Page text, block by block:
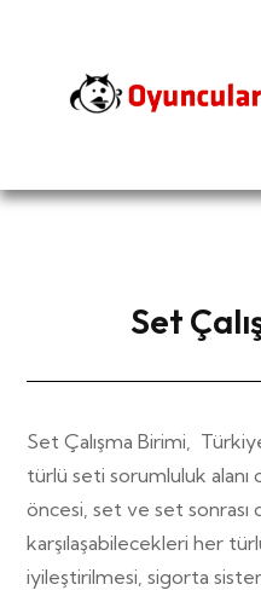
Set
Set Çalışma Birimi,
türlü seti sorumluluk alanı
öncesi, set ve set sonrası
karşılaşabilecekleri her türlü
iyileştirilmesi, sigorta